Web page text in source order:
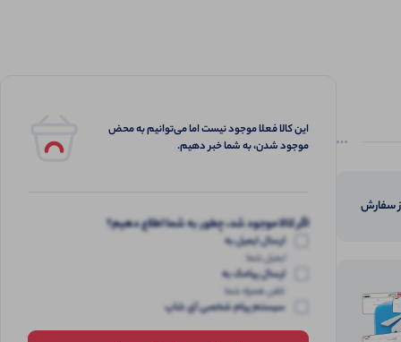
سفارش
این کالا فعلا موجود نیست اما می‌توانیم به محض
موجود شدن، به شما خبر دهیم.
اگر کالا موجود شد، چطور به شما اطلاع دهیم؟
ارسال ایمیل به
ایمیل شما
ارسال پیامک به
تلفن همراه شما
سیستم پیام شخصی آی شاپ